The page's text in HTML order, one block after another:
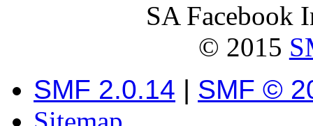
SA Facebook
© 2015
SMF 2.0.14 | SMF ©